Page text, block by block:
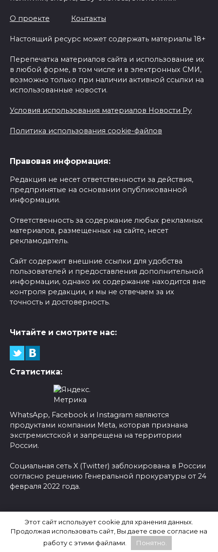
О проекте Контакты
Настоящий ресурс может содержать материалы 18+
Перепечатка материалов сайта и использование их
в любой форме, в том числе и в электронных СМИ,
возможно только при наличии активной ссылки на
использованные новости.
Условия использования материалов Новости Ру
Политика использования cookie-файлов
Правовая информация:
Редакция не несет ответственности за действия,
предпринятые на основании опубликованной
информации.
Ответственность за содержание любых рекламных
материалов, размещенных на сайте, несет
рекламодатель.
Сайт содержит внешние ссылки для удобства
пользователей и предоставления дополнительной
информации, однако их содержание находится вне
контроля редакции, и мы не отвечаем за их
точность и достоверность.
Читайте и смотрите нас:
Статистика:
WhatsApp, Facebook и Instagram являются
продуктами компании Meta, которая признана
экстремистской и запрещена на территории
России.
Социальная сеть X (Twitter) заблокирована в России
согласно решению Генеральной прокуратуры от 24
февраля 2022 года.
Последние новости России
Этот сайт использует cookie для хранения данных.
Продолжая использовать сайт, Вы даете свое согласие на
работу с этими файлами.
Понятно.